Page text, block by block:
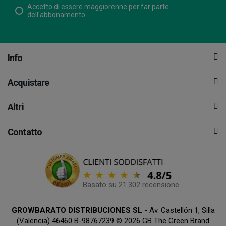
Accetto di essere maggiorenne per far parte
dell'abbonamento
Info
Acquistare
Altri
Contatto
Basato su 21.302 recensione
GROWBARATO DISTRIBUCIONES SL - Av. Castellón 1, Silla
(Valencia) 46460 B-98767239 © 2026 GB The Green Brand